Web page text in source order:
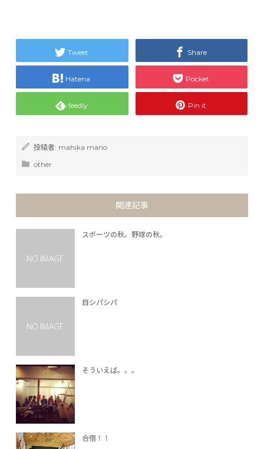
Tweet Share
Hatena Pocket
feedly Pin it
投稿者: mahika mano
other
関連記事
スポーツの秋。野球の秋。
目シパシパ
そういえば。。。
合宿！！